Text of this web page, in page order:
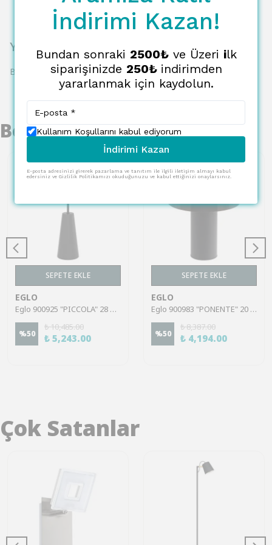
Yorumlar
Bu ürün için henüz yorum yapılmamış.
Benzer Ürünler
SEPETE EKLE
EGLO
Eglo 900925 "PICCOLA" 28 Cm Yüksekliğinde Dokunmatik Usb Girişli Çelik Dış Mekan Bahçe Aydınlatması Masa Lambası Ip54
%50
₺ 10,485.00
₺ 5,243.00
SEPETE EKLE
EGLO
Eglo 900983 "PONENTE" 20 Cm Yüksekliğinde Dokunmatik Çelik Dış Mekan Bahçe Aydınlatması Masa Lambası Ip44
%50
₺ 8,387.00
₺ 4,194.00
Çok Satanlar
İndirimi Kazan!
Bundan sonraki 2500₺ve Üzeri ilk
siparişinizde 250₺ indirimden
yararlanmak için kaydolun.
Kullanım Koşullarını kabul ediyorum
İndirimi Kazan
E-posta adresinizi girerek pazarlama ve tanıtım ile ilgili iletişim almayı kabul
edersiniz ve Gizlilik Politikamızı okuduğunuzu ve kabul ettiğinizi onaylarsınız.